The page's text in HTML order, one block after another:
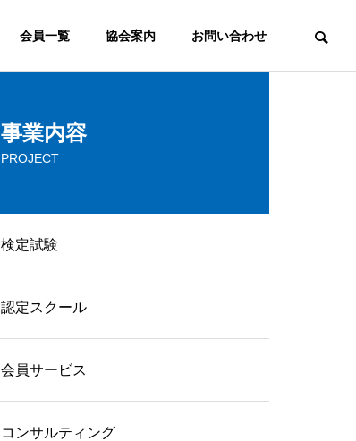
会員一覧 協会案内 お問い合わせ
ウェブマーケティング
COMMITTEE
FAQ
事業内容
PROJECT
検定試験
認定スクール
会員サービス
コンサルティング